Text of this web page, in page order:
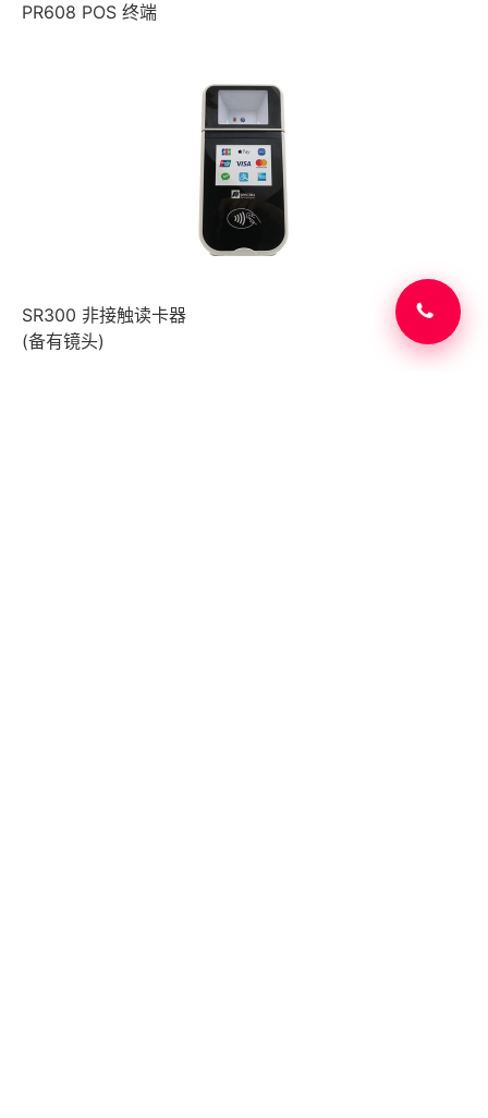
PR608 POS 终端
SR300 非接触读卡器
(备有镜头)